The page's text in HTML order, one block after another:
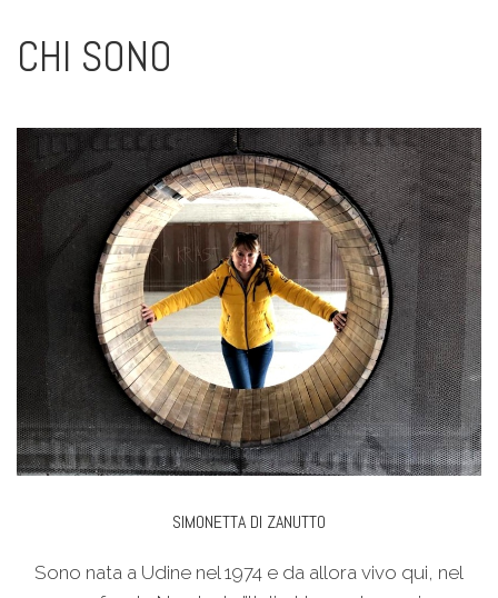
CHI SONO
SIMONETTA DI ZANUTTO
Sono nata a Udine nel 1974 e da allora vivo qui, nel